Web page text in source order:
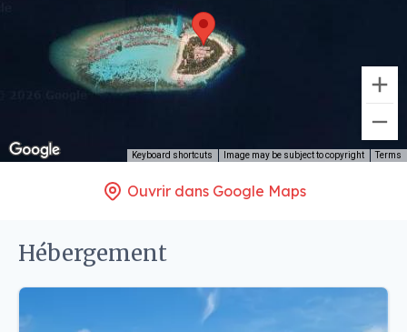
Keyboard shortcuts Image may be subject to copyright Terms
Ouvrir dans Google Maps
Hébergement